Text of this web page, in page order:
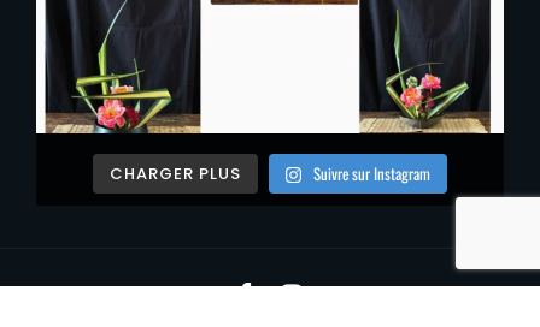
CHARGER PLUS Suivre sur Instagram
Facebook
Instagram